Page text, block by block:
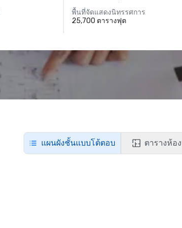
พื้นที่จัดแสดงนิทรรศการ
25,700 ตารางฟุต
แผนผังชั้นแบบโต้ตอบ ตารางห้อ